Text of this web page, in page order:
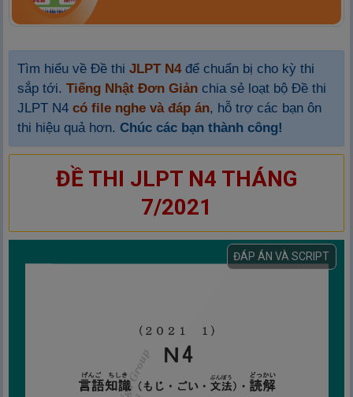
Tìm hiểu về Đề thiJLPT N4để chuẩn bị cho kỳ thi
sắp tới.Tiếng Nhật Đơn Giản chia sẻ loạt bộ Đề thi
JLPT N4có file nghe và đáp án, hỗ trợ các bạn ôn
thi hiệu quả hơn.Chúc các bạn thành công!
ĐỀ THI JLPT N4 THÁNG
7/2021
ĐÁP ÁN VÀ SCRIPT